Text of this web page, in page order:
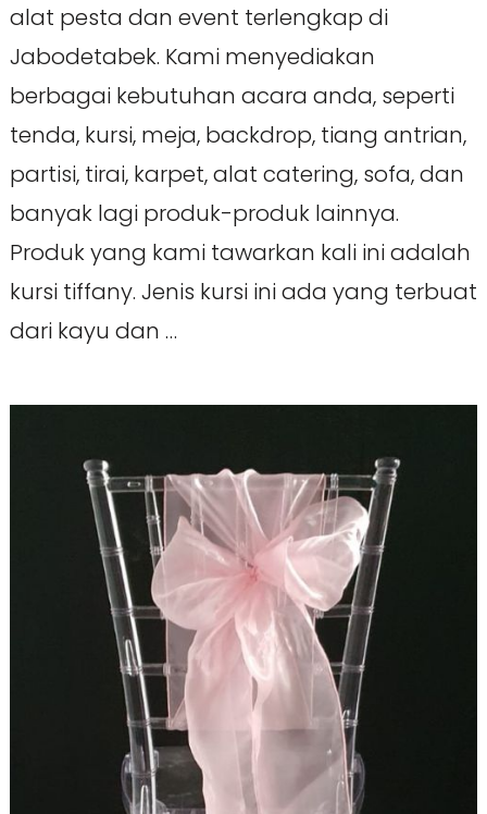
alat pesta dan event terlengkap di
Jabodetabek. Kami menyediakan
berbagai kebutuhan acara anda, seperti
tenda, kursi, meja, backdrop, tiang antrian,
partisi, tirai, karpet, alat catering, sofa, dan
banyak lagi produk-produk lainnya.
Produk yang kami tawarkan kali ini adalah
kursi tiffany. Jenis kursi ini ada yang terbuat
dari kayu dan …